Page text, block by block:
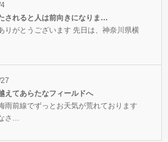
されると人は前向きになりま…
りがとうございます 先日は、神奈川県横
えてあらたなフィールドへ
雨前線でずっとお天気が荒れております
さ…